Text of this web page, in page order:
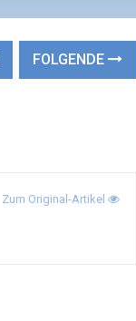
FOLGENDE
Zum Original-Artikel